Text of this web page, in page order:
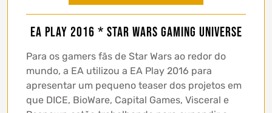
EA Play 2016 * Star Wars Gaming Universe
Para os gamers fãs de Star Wars ao redor do
mundo, a EA utilizou a EA Play 2016 para
apresentar um pequeno teaser dos projetos em
que DICE, BioWare, Capital Games, Visceral e